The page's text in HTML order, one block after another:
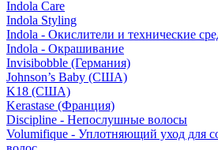
Indola Care
Indola Styling
Indola - Окислители и технические
Indola - Окрашивание
Invisibobble (Германия)
Johnson’s Baby (США)
K18 (США)
Kerastase (Франция)
Discipline - Непослушные волосы
Volumifique - Уплотняющий уход для